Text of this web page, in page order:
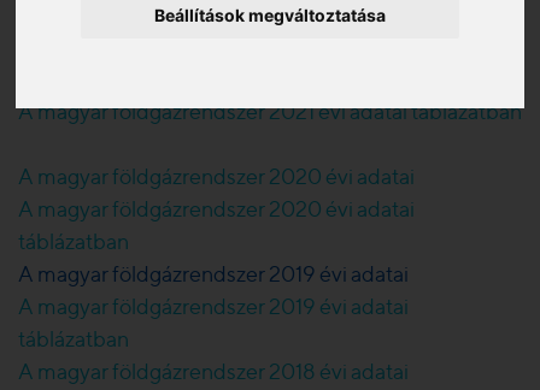
Beállítások megváltoztatása
A magyar földgázrendszer 2022. évi adatai
A magyar földgázrendszer 2021 évi adatai táblázatban
A magyar földgázrendszer 2020 évi adatai
A magyar földgázrendszer 2020 évi adatai
táblázatban
A magyar földgázrendszer 2019 évi adatai
A magyar földgázrendszer 2019 évi adatai
táblázatban
A magyar földgázrendszer 2018 évi adatai